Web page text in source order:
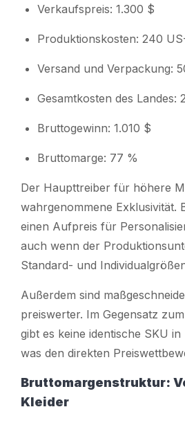
Verkaufspreis: 1.300 $
Produktionskosten: 240
Versand und Verpackung:
Gesamtkosten des Landes:
Bruttogewinn: 1.010 $
Bruttomarge: 77 %
Der Haupttreiber für höhere
wahrgenommene Exklusivität.
einen Aufpreis für
auch wenn der
Standard- und
Außerdem sind
preiswerter. Im Gegensatz
gibt es keine identische SKU
was den direkten
Bruttomargenstruktur:
Kleider